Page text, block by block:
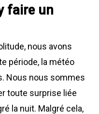
faire un
nous avons
période, la météo
Nous nous sommes
toute surprise liée
la nuit. Malgré cela,